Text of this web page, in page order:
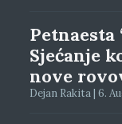
Petnaesta
Sjećanje
nove
Dejan Rakita | 6.